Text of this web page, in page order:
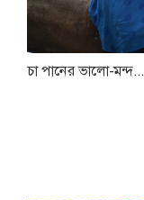
চা পানের ভালো-মন্দ...